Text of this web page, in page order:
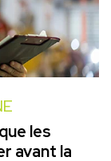
les
avant la